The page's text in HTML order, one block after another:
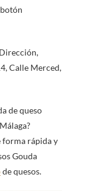
Calle Merced,
de queso
forma rápida y
Gouda
de quesos.